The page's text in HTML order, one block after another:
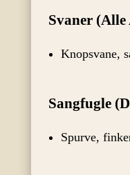
Svaner
Knopsvane,
Sangfugle
Spurve,